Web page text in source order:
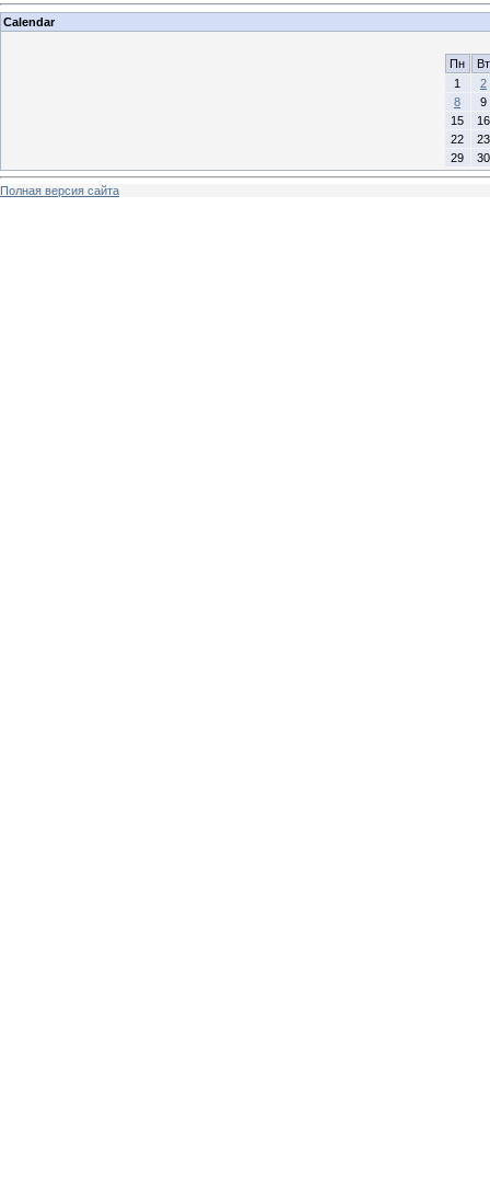
Calendar
Пн
Вт
1
2
8
9
15
16
22
23
29
30
Полная версия сайта